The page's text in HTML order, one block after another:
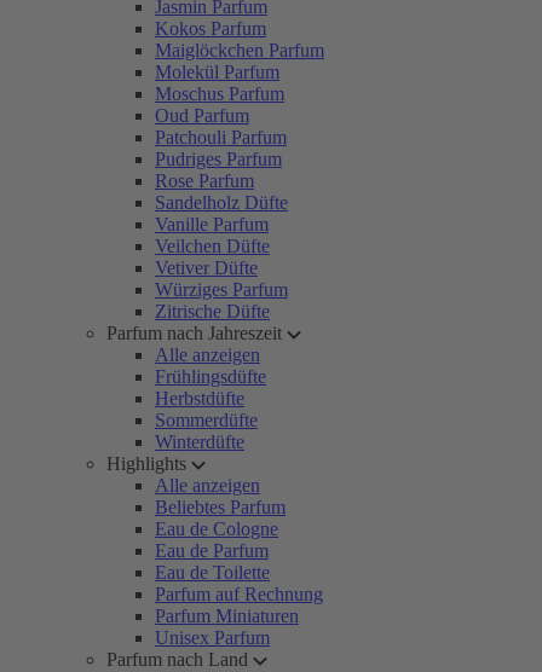
Jasmin Parfum
Kokos Parfum
Maiglöckchen Parfum
Molekül Parfum
Moschus Parfum
Oud Parfum
Patchouli Parfum
Pudriges Parfum
Rose Parfum
Sandelholz Düfte
Vanille Parfum
Veilchen Düfte
Vetiver Düfte
Würziges Parfum
Zitrische Düfte
Parfum nach Jahreszeit
Alle anzeigen
Frühlingsdüfte
Herbstdüfte
Sommerdüfte
Winterdüfte
Highlights
Alle anzeigen
Beliebtes Parfum
Eau de Cologne
Eau de Parfum
Eau de Toilette
Parfum auf Rechnung
Parfum Miniaturen
Unisex Parfum
Parfum nach Land